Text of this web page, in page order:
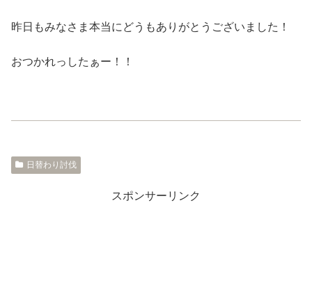
昨日もみなさま本当にどうもありがとうございました！
おつかれっしたぁー！！
日替わり討伐
スポンサーリンク